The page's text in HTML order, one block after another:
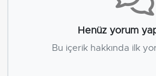
Henüz yorum
Bu içerik hakkında ilk